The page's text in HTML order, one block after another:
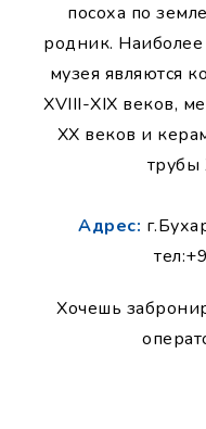
посоха по
родник.
музея являются
XVIII-XIX веков,
XX веков и
трубы
Адрес:
Хочешь